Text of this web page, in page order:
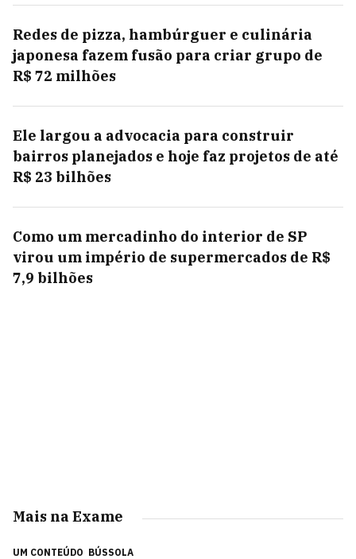
Redes de pizza, hambúrguer e culinária
japonesa fazem fusão para criar grupo de
R$ 72 milhões
Ele largou a advocacia para construir
bairros planejados e hoje faz projetos de até
R$ 23 bilhões
Como um mercadinho do interior de SP
virou um império de supermercados de R$
7,9 bilhões
Mais na Exame
UM CONTEÚDO BÚSSOLA